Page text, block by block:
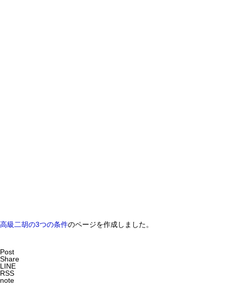
高級二胡の3つの条件のページを作成しました。
Post
Share
LINE
RSS
note